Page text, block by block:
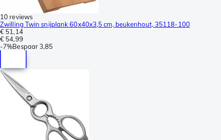
10 reviews
Zwilling Twin snijplank 60x40x3,5 cm, beukenhout, 35118-100
€ 51,14
€ 54,99
-7%Bespaar3,85